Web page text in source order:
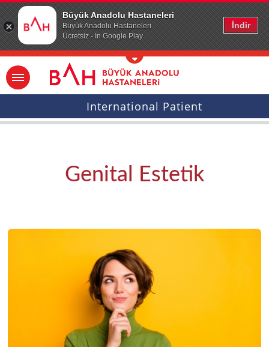
Büyük Anadolu Hastaneleri
Büyük Anadolu Hastaneleri
Ücretsiz - In Google Play
İndir
Ana icerige atla
International Patient
Genital Estetik